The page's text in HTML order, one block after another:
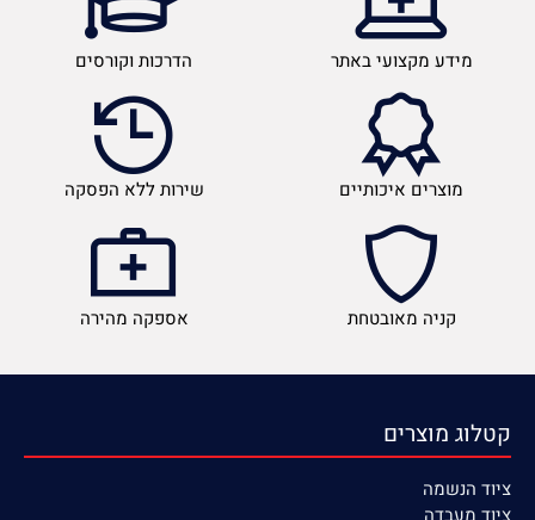
מידע מקצועי באתר הדרכות וקורסים
מוצרים איכותיים שירות ללא הפסקה
קניה מאובטחת אספקה מהירה
קטלוג מוצרים
ציוד הנשמה